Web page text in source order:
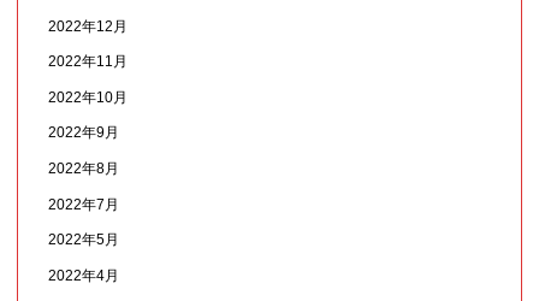
2022年12月
2022年11月
2022年10月
2022年9月
2022年8月
2022年7月
2022年5月
2022年4月